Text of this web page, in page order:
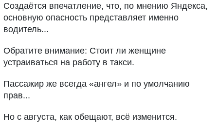
Создаётся впечатление, что, по мнению Яндекса,
основную опасность представляет именно
водитель...
Обратите внимание: Стоит ли женщине
устраиваться на работу в такси.
Пассажир же всегда «ангел» и по умолчанию
прав...
Но с августа, как обещают, всё изменится.